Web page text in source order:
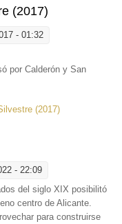
(2017)
- 01:32
por Calderón y San
(2017)
- 22:09
del siglo XIX posibilitó
centro de Alicante.
para construirse